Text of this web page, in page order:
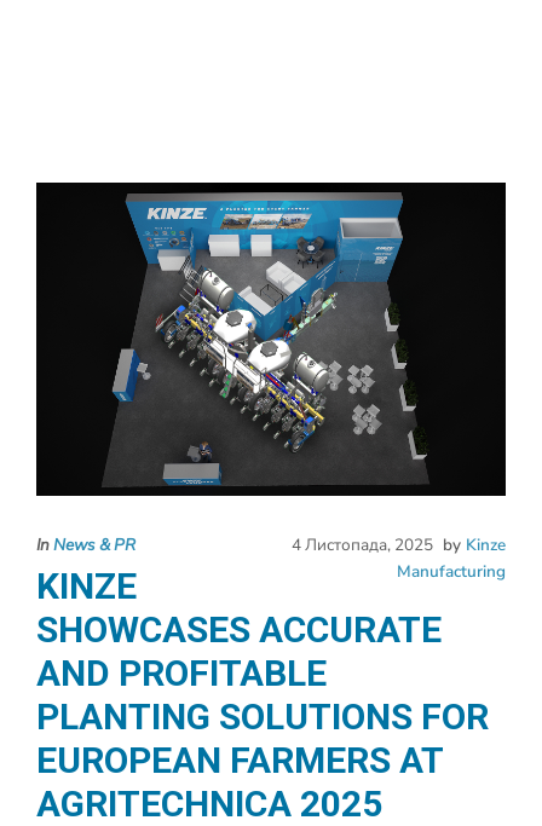
4 Листопада, 2025 by Kinze
Manufacturing
InNews & PR
KINZE
SHOWCASES ACCURATE
AND PROFITABLE
PLANTING SOLUTIONS FOR
EUROPEAN FARMERS AT
AGRITECHNICA 2025